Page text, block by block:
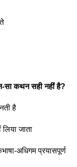
सा कथन सही नहीं है?
है
जाता
अधिगम प्रयासपूर्ण